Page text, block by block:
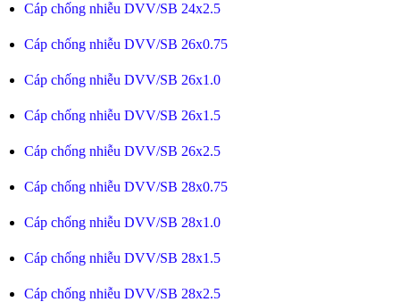
Cáp chống nhiễu DVV/SB 24x2.5
Cáp chống nhiễu DVV/SB 26x0.75
Cáp chống nhiễu DVV/SB 26x1.0
Cáp chống nhiễu DVV/SB 26x1.5
Cáp chống nhiễu DVV/SB 26x2.5
Cáp chống nhiễu DVV/SB 28x0.75
Cáp chống nhiễu DVV/SB 28x1.0
Cáp chống nhiễu DVV/SB 28x1.5
Cáp chống nhiễu DVV/SB 28x2.5